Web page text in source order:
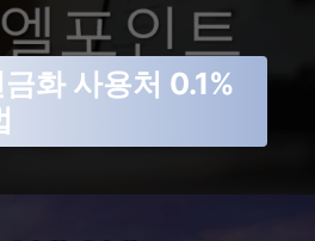
금화 사용처 0.1%